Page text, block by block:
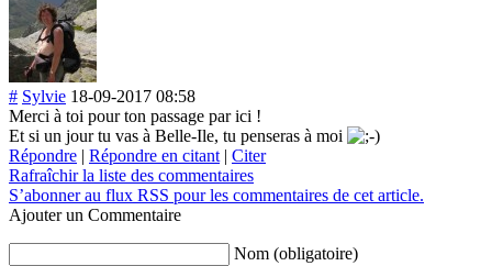
# Sylvie 18-09-2017 08:58
Merci à toi pour ton passage par ici !
Et si un jour tu vas à Belle-Ile, tu penseras à moi
Répondre | Répondre en citant | Citer
Rafraîchir la liste des commentaires
S’abonner au flux RSS pour les commentaires de cet article.
Ajouter un Commentaire
Nom (obligatoire)